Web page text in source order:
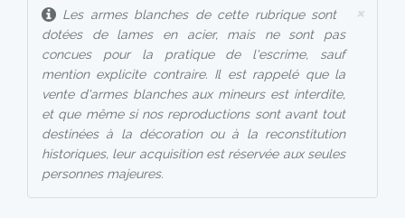
×
Les armes blanches de cette rubrique sont
dotées de lames en acier, mais ne sont pas
concues pour la pratique de l'escrime, sauf
mention explicite contraire. Il est rappelé que la
vente d'armes blanches aux mineurs est interdite,
et que même si nos reproductions sont avant tout
destinées à la décoration ou à la reconstitution
historiques, leur acquisition est réservée aux seules
personnes majeures.